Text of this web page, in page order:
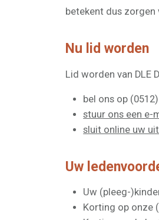
betekent dus zorgen
Nu lid worden
Lid worden van DLE
bel ons op
stuur ons een e-
sluit online uw
Uw
Uw (pleeg-
Korting op onze